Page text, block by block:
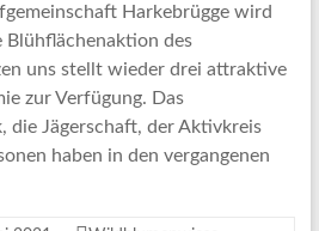
Harkebrügge wird
Blühflächenaktion des
uns stellt wieder drei attraktive
zur Verfügung. Das
die Jägerschaft, der Aktivkreis
haben in den vergangenen